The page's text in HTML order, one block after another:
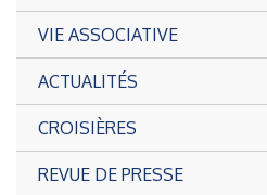
VIE ASSOCIATIVE
ACTUALITÉS
CROISIÈRES
REVUE DE PRESSE